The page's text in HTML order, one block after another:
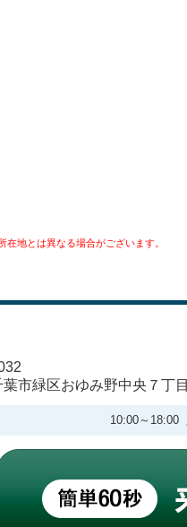
地とは異なる場合がございます。
市緑区おゆみ野中央７丁
10:00～18:00